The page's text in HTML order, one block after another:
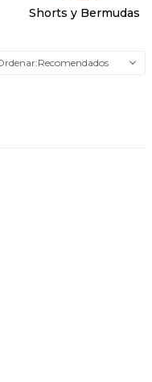
Shorts y Bermudas
Recomendados